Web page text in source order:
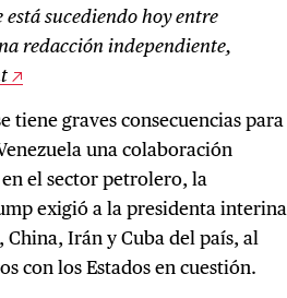
sucediendo hoy entre
redacción independiente,
tiene graves consecuencias para
una colaboración
el sector petrolero, la
exigió a la presidenta interina
China, Irán y Cuba del país, al
con los Estados en cuestión.